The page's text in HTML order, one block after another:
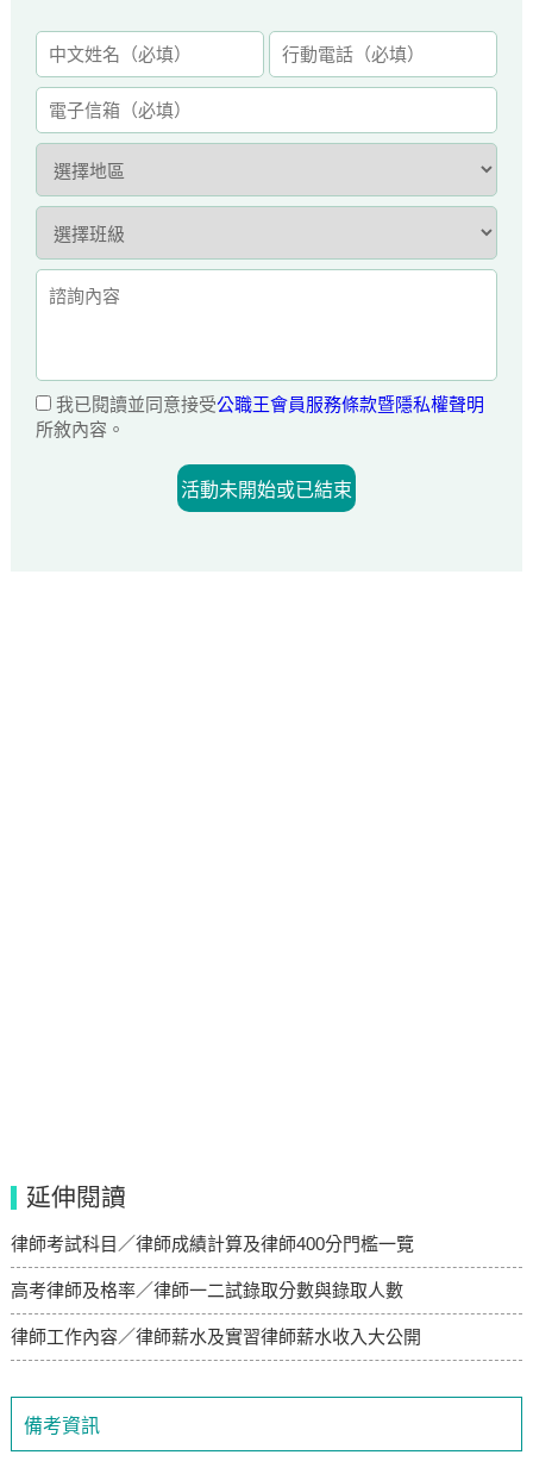
備考資訊
我已閱讀並同意接受公職王會員服務條款暨隱私權聲明
所敘內容。
活動未開始或已結束
延伸閱讀
律師考試科目／律師成績計算及律師400分門檻一覽
高考律師及格率／律師一二試錄取分數與錄取人數
律師工作內容／律師薪水及實習律師薪水收入大公開